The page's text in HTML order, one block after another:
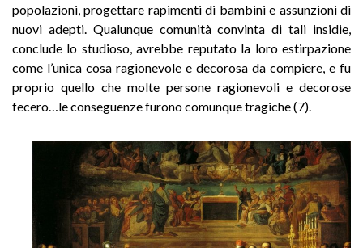
popolazioni, progettare rapimenti di bambini e assunzioni di
nuovi adepti. Qualunque comunità convinta di tali insidie,
conclude lo studioso, avrebbe reputato la loro estirpazione
come l’unica cosa ragionevole e decorosa da compiere, e fu
proprio quello che molte persone ragionevoli e decorose
fecero…le conseguenze furono comunque tragiche (7).